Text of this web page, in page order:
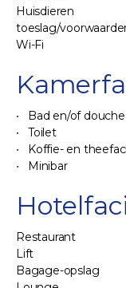
Huisdieren
toeslag/
Wi-Fi
Bad en/of douche
Toilet
Koffie- en
Minibar
Restaurant
Lift
Bagage-opslag